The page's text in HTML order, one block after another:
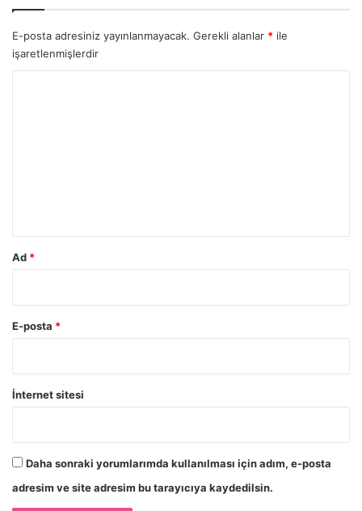
E-posta adresiniz yayınlanmayacak. Gerekli alanlar * ile
işaretlenmişlerdir
Ad *
E-posta *
İnternet sitesi
Daha sonraki yorumlarımda kullanılması için adım, e-posta
adresim ve site adresim bu tarayıcıya kaydedilsin.